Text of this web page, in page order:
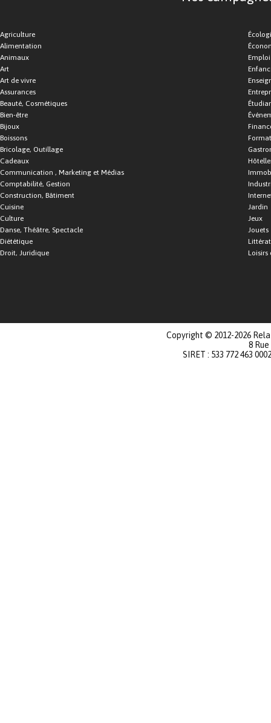
Agriculture
Alimentation
Animaux
Art
Art de vivre
Assurances
Beauté, Cosmétiques
Bien-être
Bijoux
Boissons
Bricolage, Outillage
Cadeaux
Communication , Marketing et Médias
Comptabilité, Gestion
Construction, Bâtiment
Cuisine
Culture
Danse, Théâtre, Spectacle
Diététique
Droit, Juridique
Emploi
Jardin
Jeux
Jouets
Loisirs
Copyright © 2012-2026
8
SIRET : 533 772 463